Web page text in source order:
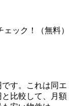
ック！（無料）
す。これは同エ
と比較して、月額